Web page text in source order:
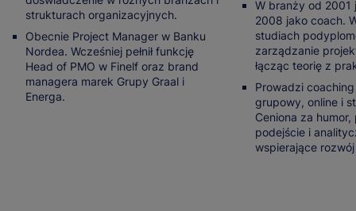
strukturach organizacyjnych.
Obecnie Project Manager w Banku
Nordea. Wcześniej pełnił funkcję
Head of PMO w Finelf oraz brand
managera marek Grupy Graal i
Energa.
W branży od 2001
2008 jako coach.
studiach
zarządzanie
łącząc teorię z
Prowadzi
grupowy, online i
Ceniona za
podejście i
wspierające